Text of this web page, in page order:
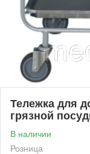
Тележка для
грязной
В наличии
Розница